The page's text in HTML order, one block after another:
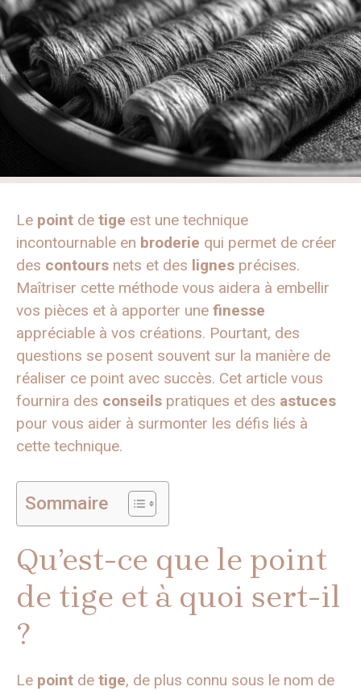
Le point de tige est une technique
incontournable en broderie qui permet de créer
des contours nets et des lignes précises.
Maîtriser cette méthode vous aidera à embellir
vos pièces et à apporter une finesse
appréciable à vos créations. Pourtant, des
questions se posent souvent sur la manière de
réaliser ce point avec succès. Cet article vous
fournira des conseils pratiques et des astuces
pour vous aider à surmonter les défis liés à
cette technique.
Sommaire
Qu’est-ce que le point
de tige et à quoi sert-il
?
Le point de tige, de plus connu sous le nom de